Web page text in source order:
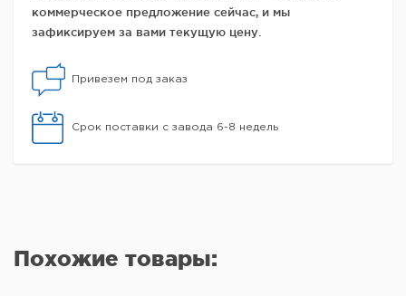
коммерческое предложение сейчас, и мы
зафиксируем за вами текущую цену.
Привезем под заказ
Срок поставки с завода 6-8 недель
Похожие товары: